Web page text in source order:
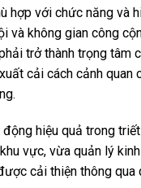
hợp với chức năng và
và không gian công
trở thành trọng
cải cách cảnh
hiệu quả trong
vực, vừa quản lý
cải thiện thông